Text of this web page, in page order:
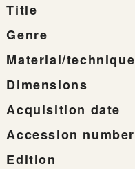
Title
Genre
Material/technique
Dimensions
Acquisition date
Accession number
Edition